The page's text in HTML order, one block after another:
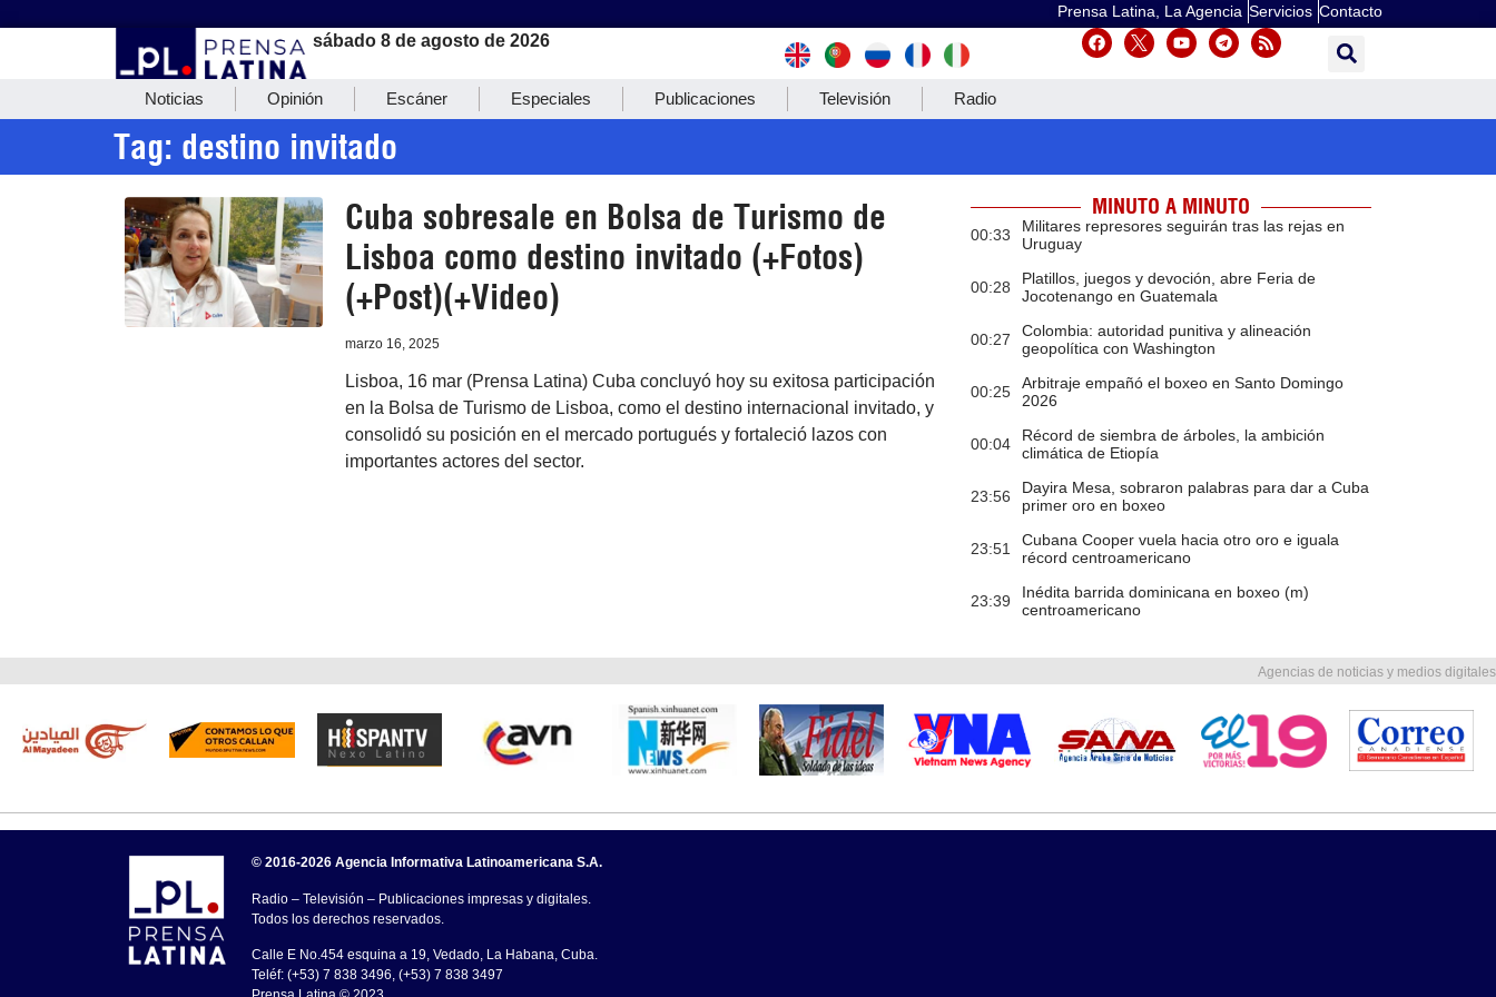
Prensa Latina, La Agencia Servicios Contacto
sábado 8 de agosto de 2026
Noticias Opinión Escáner Especiales Publicaciones Televisión Radio
Tag: destino invitado
Cuba sobresale en Bolsa de Turismo de
Lisboa como destino invitado (+Fotos)
(+Post)(+Video)
marzo 16, 2025
Lisboa, 16 mar (Prensa Latina) Cuba concluyó hoy su exitosa participación
en la Bolsa de Turismo de Lisboa, como el destino internacional invitado, y
consolidó su posición en el mercado portugués y fortaleció lazos con
importantes actores del sector.
MINUTO A MINUTO
00:33
Militares represores seguirán tras las rejas en
Uruguay
00:28
Platillos, juegos y devoción, abre Feria de
Jocotenango en Guatemala
00:27
Colombia: autoridad punitiva y alineación
geopolítica con Washington
00:25
Arbitraje empañó el boxeo en Santo Domingo
2026
00:04
Récord de siembra de árboles, la ambición
climática de Etiopía
23:56
Dayira Mesa, sobraron palabras para dar a Cuba
primer oro en boxeo
23:51
Cubana Cooper vuela hacia otro oro e iguala
récord centroamericano
23:39
Inédita barrida dominicana en boxeo (m)
centroamericano
Agencias de noticias y medios digitales
© 2016-2026 Agencia Informativa Latinoamericana S.A.
Radio – Televisión – Publicaciones impresas y digitales.
Todos los derechos reservados.
Calle E No.454 esquina a 19, Vedado, La Habana, Cuba.
Teléf: (+53) 7 838 3496, (+53) 7 838 3497